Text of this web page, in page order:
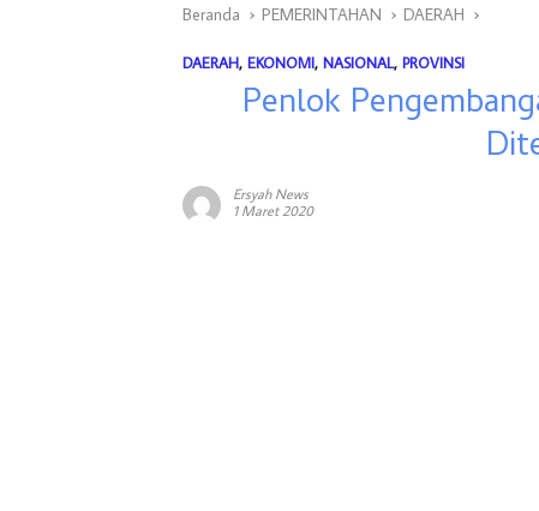
Beranda PEMERINTAHAN DAERAH
DAERAH, EKONOMI, NASIONAL, PROVINSI
Penlok
Ersyah News
1 Maret 2020